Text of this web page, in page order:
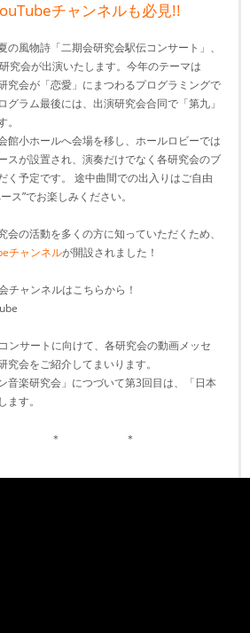
チャンネルも必見!!
の風物詩「二期会研究会駅伝コンサート」、
究会が出演いたします。今年のテーマは
究会が「恋愛」にまつわるプログラミングで
グラム最後には、出演研究会合同で「第九」
館小ホールへ会場を移し、ホールロビーでは
スが設置され、演奏だけでなく各研究会のブ
く予定です。 途中曲間での出入りはご自由
ス”でお楽しみください。
会の活動を多くの方に知っていただくため、
チャンネルが開設されました！
チャンネルはこちらから！
ンサートに向けて、各研究会の動画メッセ
究会をご紹介してまいります。
音楽研究会」につづいて第3回目は、「日本
す。
＊ ＊